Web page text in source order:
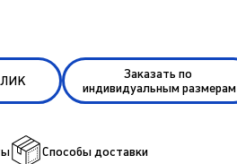
Заказать по
индивидуальным размерам
Способы доставки